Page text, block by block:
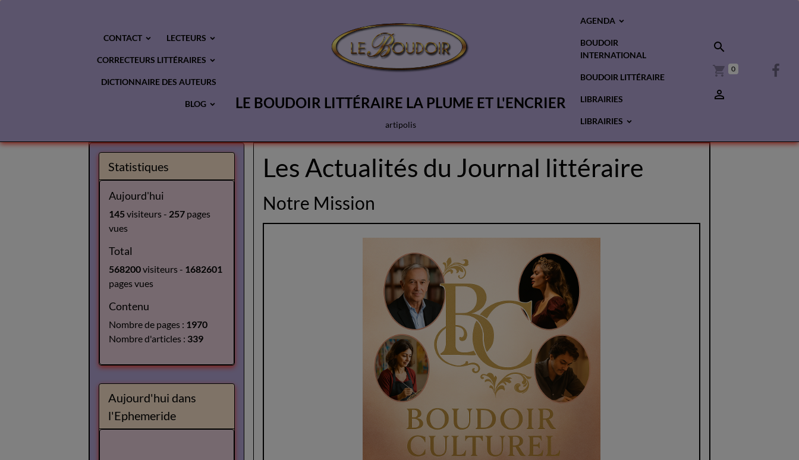
CONTACT LECTEURS
CORRECTEURS LITTÉRAIRES
DICTIONNAIRE DES AUTEURS
BLOG LE BOUDOIR LITTÉRAIRE LA PLUME ET L'ENCRIER
artipolis
AGENDA
BOUDOIR
INTERNATIONAL
BOUDOIR LITTÉRAIRE
LIBRAIRIES
LIBRAIRIES
0
Les Actualités du Journal littéraire
Notre Mission
Statistiques
Aujourd'hui
145visiteurs - 257 pages
vues
Total
568200visiteurs - 1682601
pages vues
Contenu
Nombre de pages : 1970
Nombre d'articles : 339
Aujourd'hui dans
l'Ephemeride